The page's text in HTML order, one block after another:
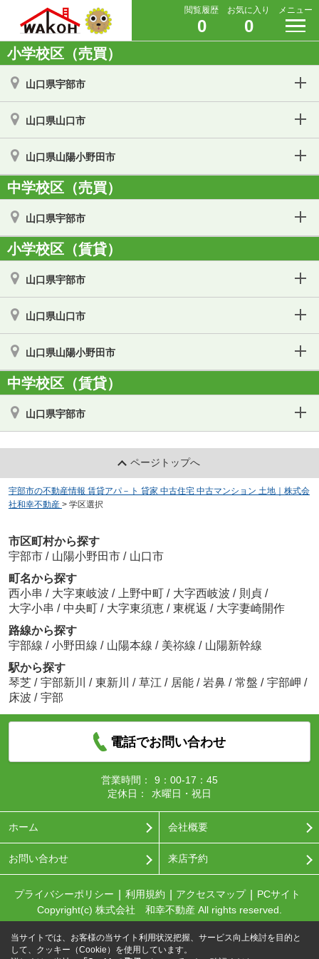
閲覧履歴
0
お気に入り
0
メニュー
小学校区（売買）
山口県宇部市
山口県山口市
山口県山陽小野田市
中学校区（売買）
山口県宇部市
小学校区（賃貸）
山口県宇部市
山口県山口市
山口県山陽小野田市
中学校区（賃貸）
山口県宇部市
ページトップへ
宇部市の不動産情報 賃貸アパ－ト 貸家 中古住宅 中古マンション 土地｜株式会
社和幸不動産 > 学区選択
市区町村から探す
宇部市 / 山陽小野田市 / 山口市
町名から探す
西小串 / 大字東岐波 / 上野中町 / 大字西岐波 / 則貞 /
大字小串 / 中央町 / 大字東須恵 / 東梶返 / 大字妻崎開作
路線から探す
宇部線 / 小野田線 / 山陽本線 / 美祢線 / 山陽新幹線
駅から探す
琴芝 / 宇部新川 / 東新川 / 草江 / 居能 / 岩鼻 / 常盤 / 宇部岬 /
床波 / 宇部
電話でお問い合わせ
営業時間：
9：00-17：45
定休日：
水曜日・祝日
ホーム 会社概要
お問い合わせ 来店予約
プライバシーポリシー 利用規約 アクセスマップ
PCサイト
Copyright(c) 株式会社 和幸不動産 All rights reserved.
当サイトでは、お客様の当サイト利用状況把握、サービス向上検討を目的と
して、クッキー（Cookie）を使用しています。